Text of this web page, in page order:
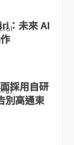
：未來 AI
採用自研
別高通束